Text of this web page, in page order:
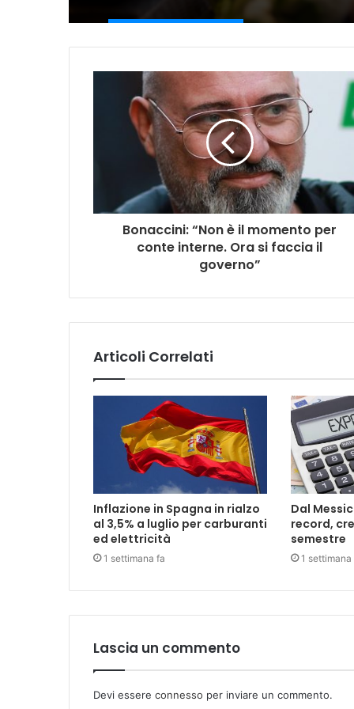
Bonaccini: “Non è il momento per
conte interne. Ora si faccia il
governo”
Articoli Correlati
Inflazione in Spagna in rialzo
al 3,5% a luglio per carburanti
ed elettricità
1 settimana fa
Dal
record,
semestre
1 settimana
Lascia un commento
Devi essere connesso per inviare un commento.